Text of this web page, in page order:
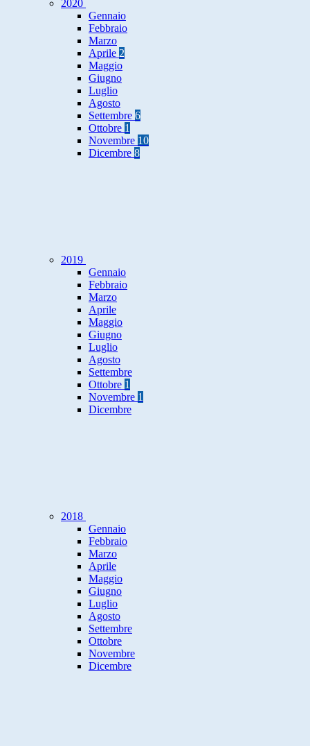
2020
Gennaio
Febbraio
Marzo
Aprile 2
Maggio
Giugno
Luglio
Agosto
Settembre 6
Ottobre 1
Novembre 10
Dicembre 8
2019
Gennaio
Febbraio
Marzo
Aprile
Maggio
Giugno
Luglio
Agosto
Settembre
Ottobre 1
Novembre 1
Dicembre
2018
Gennaio
Febbraio
Marzo
Aprile
Maggio
Giugno
Luglio
Agosto
Settembre
Ottobre
Novembre
Dicembre